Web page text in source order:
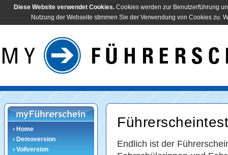
Diese Website verwendet Cookies. Cookies werden zur Benutzerführung
Nutzung der Webseite stimmen Sie der Verwendung von Cookies zu.
› Home
› Demoversion
› Vollversion
Endlich ist der